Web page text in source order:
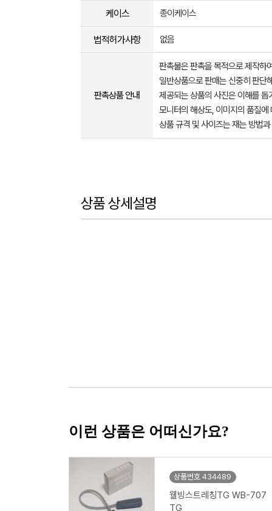
케이스 종이케이스
법적허가사항 없음
판촉상품 안내
판촉물은 판촉을 목적으로 제작하
일반상품으로 판매는 신중히 판단
제공되는 상품의 사진은 이해를
모니터의 해상도, 이미지의 품질
상품 규격 및 사이즈는 재는 방법
상품 상세설명
이런 상품은 어떠신가요?
상품번호 434489
웰빙스트레칭TG WB-707
TG